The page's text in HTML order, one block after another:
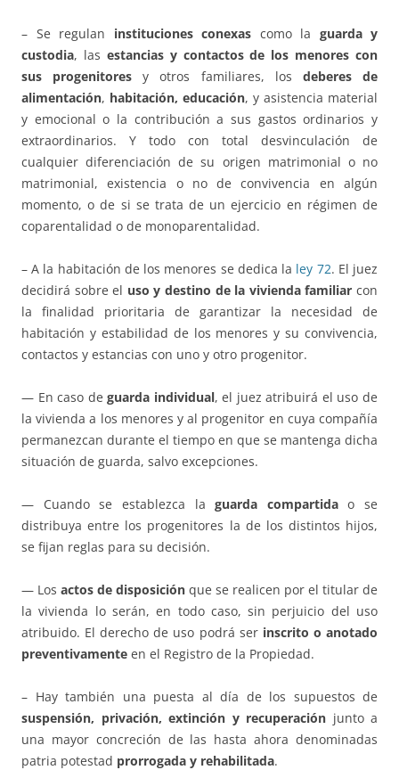
– Se regulan instituciones conexas como la guarda y
custodia, las estancias y contactos de los menores con
sus progenitores y otros familiares, los deberes de
alimentación, habitación, educación, y asistencia material
y emocional o la contribución a sus gastos ordinarios y
extraordinarios. Y todo con total desvinculación de
cualquier diferenciación de su origen matrimonial o no
matrimonial, existencia o no de convivencia en algún
momento, o de si se trata de un ejercicio en régimen de
coparentalidad o de monoparentalidad.
– A la habitación de los menores se dedica la ley 72. El juez
decidirá sobre el uso y destino de la vivienda familiar con
la finalidad prioritaria de garantizar la necesidad de
habitación y estabilidad de los menores y su convivencia,
contactos y estancias con uno y otro progenitor.
— En caso deguarda individual, el juez atribuirá el uso de
la vivienda a los menores y al progenitor en cuya compañía
permanezcan durante el tiempo en que se mantenga dicha
situación de guarda, salvo excepciones.
— Cuando se establezca laguarda compartidao se
distribuya entre los progenitores la de los distintos hijos,
se fijan reglas para su decisión.
— Los actos de disposición que se realicen por el titular de
la vivienda lo serán, en todo caso, sin perjuicio del uso
atribuido. El derecho de uso podrá ser inscrito o anotado
preventivamente en el Registro de la Propiedad.
– Hay también una puesta al día de los supuestos de
suspensión, privación, extinción y recuperación junto a
una mayor concreción de las hasta ahora denominadas
patria potestad prorrogada y rehabilitada.